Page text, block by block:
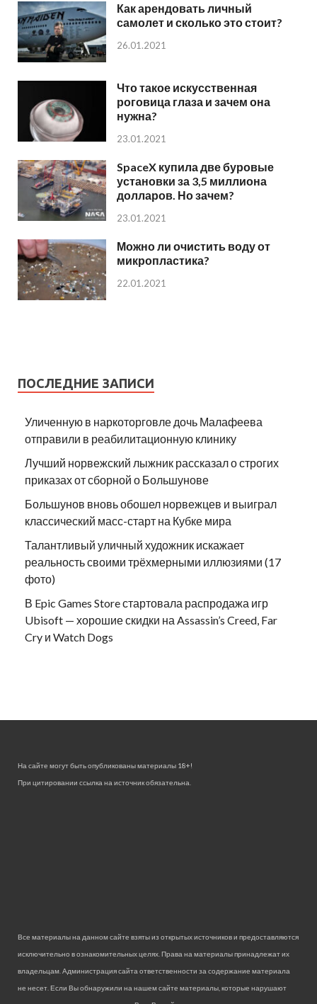
Как арендовать личный
самолет и сколько это стоит?
26.01.2021
Что такое искусственная
роговица глаза и зачем она
нужна?
23.01.2021
SpaceX купила две буровые
установки за 3,5 миллиона
долларов. Но зачем?
23.01.2021
Можно ли очистить воду от
микропластика?
22.01.2021
ПОСЛЕДНИЕ ЗАПИСИ
Уличенную в наркоторговле дочь Малафеева
отправили в реабилитационную клинику
Лучший норвежский лыжник рассказал о строгих
приказах от сборной о Большунове
Большунов вновь обошел норвежцев и выиграл
классический масс-старт на Кубке мира
Талантливый уличный художник искажает
реальность своими трёхмерными иллюзиями (17
фото)
В Epic Games Store стартовала распродажа игр
Ubisoft — хорошие скидки на Assassin’s Creed, Far
Cry и Watch Dogs
На сайте могут быть опубликованы материалы 18+!
При цитировании ссылка на источник обязательна.
Все материалы на данном сайте взяты из открытых источников и предоставляются
исключительно в ознакомительных целях. Права на материалы принадлежат их
владельцам. Администрация сайта ответственности за содержание материала
не несет. Если Вы обнаружили на нашем сайте материалы, которые нарушают